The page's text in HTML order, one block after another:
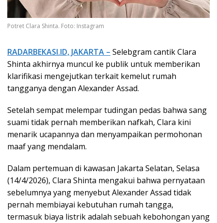
Potret Clara Shinta. Foto: Instagram
RADARBEKASI.ID, JAKARTA – Selebgram cantik Clara
Shinta akhirnya muncul ke publik untuk memberikan
klarifikasi mengejutkan terkait kemelut rumah
tangganya dengan Alexander Assad.
Setelah sempat melempar tudingan pedas bahwa sang
suami tidak pernah memberikan nafkah, Clara kini
menarik ucapannya dan menyampaikan permohonan
maaf yang mendalam.
Dalam pertemuan di kawasan Jakarta Selatan, Selasa
(14/4/2026), Clara Shinta mengakui bahwa pernyataan
sebelumnya yang menyebut Alexander Assad tidak
pernah membiayai kebutuhan rumah tangga,
termasuk biaya listrik adalah sebuah kebohongan yang